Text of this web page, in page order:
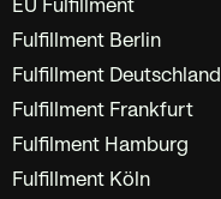
EU Fulfillment
Fulfillment Berlin
Fulfillment Deutschland
Fulfillment Frankfurt
Fulfilment Hamburg
Fulfillment Köln